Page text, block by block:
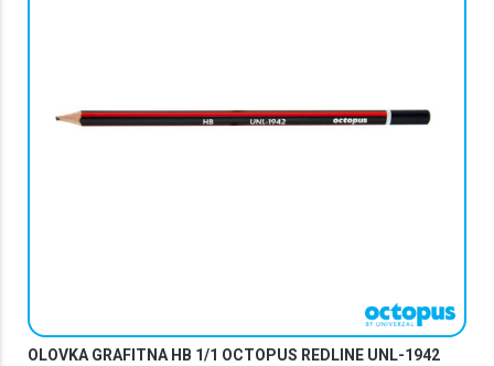
OLOVKA GRAFITNA HB 1/1 OCTOPUS REDLINE UNL-1942